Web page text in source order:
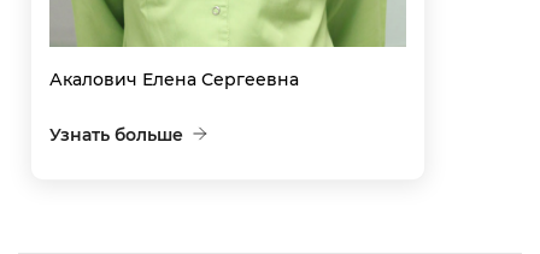
Акалович Елена Сергеевна
Узнать больше